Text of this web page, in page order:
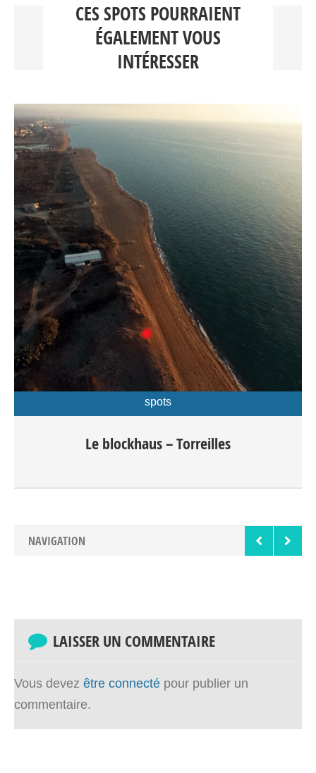
CES SPOTS POURRAIENT
ÉGALEMENT VOUS
INTÉRESSER
Le spot du blockhaus à Torreilles: Le spot de
seconde guerre mondiale. Vous y trouverez donc
quelques fortifications laissées à [...]
spots
Le blockhaus – Torreilles
NAVIGATION
LAISSER UN COMMENTAIRE
Vous devez être connecté pour publier un
commentaire.